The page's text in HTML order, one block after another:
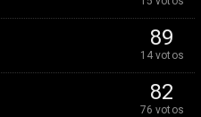
89
14 votos
82
76 votos